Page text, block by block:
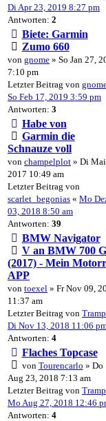
Di Apr 23, 2019 8:27 pm
Antworten: 2
Biete: Garmin
Zumo 660
von gnome » So Jan 27,
7:10 pm
Letzter Beitrag von
So Feb 17, 2019 3:59 pm
Antworten: 3
Habe von
Garmin die
Schnauze voll
von champelplot » Di Mai
2017 10:49 am
Letzter Beitrag von
scarlet_begonias « Mo
03, 2018 8:50 am
Antworten: 39
BMW Navigator
V an BMW 700
(2017) - Mein
APP
von toexel » Fr Nov 09,
11:37 am
Letzter Beitrag von
Di Nov 13, 2018 11:06
Antworten: 4
Flaches Topcase
von Tourencarlo » Do
Aug 23, 2018 7:13 am
Letzter Beitrag von
Mo Aug 27, 2018 12:46
Antworten: 4